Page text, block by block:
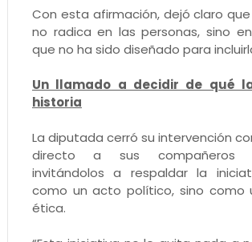
Con esta afirmación, dejó claro
no radica en las personas, sino
que no ha sido diseñado para
Un llamado a decidir de qué
historia
La diputada cerró su intervención
directo a sus compañeros
invitándolos a respaldar la
como un acto político, sino como
ética.